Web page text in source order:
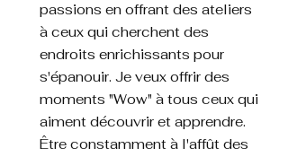
passions en offrant des ateliers
à ceux qui cherchent des
endroits enrichissants pour
s'épanouir. Je veux offrir des
moments "Wow" à tous ceux qui
aiment découvrir et apprendre.
Être constamment à l'affût des